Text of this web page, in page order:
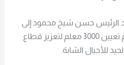
الرئيس حسن شيخ محمود إلى
الاستثمار في التعليم . حيث تم تعيين 3000 معلم لتعزيز قطاع
للأجيال الشابة.